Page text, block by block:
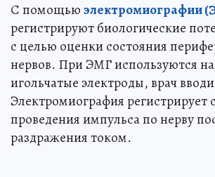
С помощьюэлектромиографии
регистрируют биологические
с целью оценки состояния
нервов. При ЭМГ используются
игольчатые электроды, врач
Электромиография регистрирует
проведения импульса по нерву
раздражения током.